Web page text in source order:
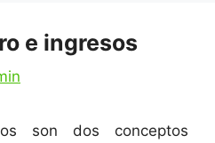
e ingresos
son dos conceptos